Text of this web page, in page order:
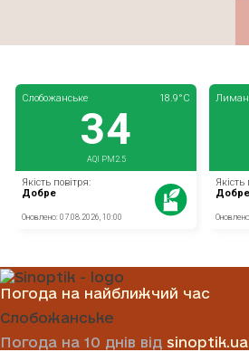
Погода на найближчий час
Слобожанське
Погода на 10 днів від sinoptik.ua